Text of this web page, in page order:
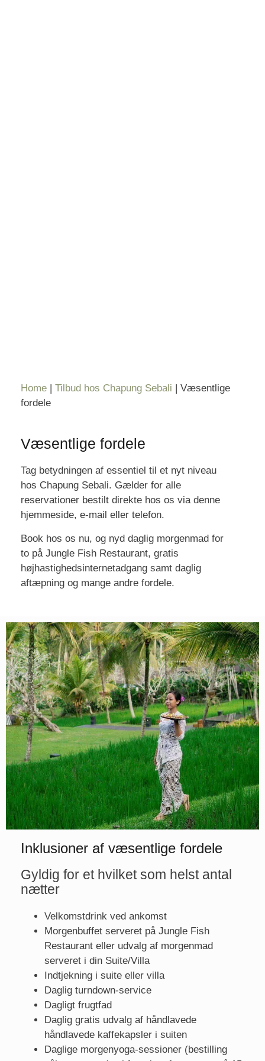
Home | Tilbud hos Chapung Sebali | Væsentlige
fordele
Væsentlige fordele
Tag betydningen af ​​essentiel til et nyt niveau
hos Chapung Sebali. Gælder for alle
reservationer bestilt direkte hos os via denne
hjemmeside, e-mail eller telefon.
Book hos os nu, og nyd daglig morgenmad for
to på Jungle Fish Restaurant, gratis
højhastighedsinternetadgang samt daglig
aftæpning og mange andre fordele.
Inklusioner af væsentlige fordele
Gyldig for et hvilket som helst antal
nætter
Velkomstdrink ved ankomst
Morgenbuffet serveret på Jungle Fish
Restaurant eller udvalg af morgenmad
serveret i din Suite/Villa
Indtjekning i suite eller villa
Daglig turndown-service
Dagligt frugtfad
Daglig gratis udvalg af håndlavede
håndlavede kaffekapsler i suiten
Daglige morgenyoga-sessioner (bestilling